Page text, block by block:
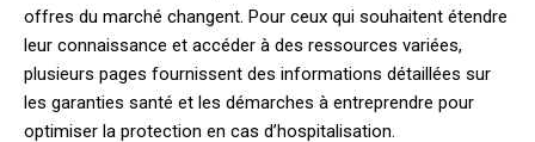
offres du marché changent. Pour ceux qui souhaitent étendre
leur connaissance et accéder à des ressources variées,
plusieurs pages fournissent des informations détaillées sur
les garanties santé et les démarches à entreprendre pour
optimiser la protection en cas d’hospitalisation.